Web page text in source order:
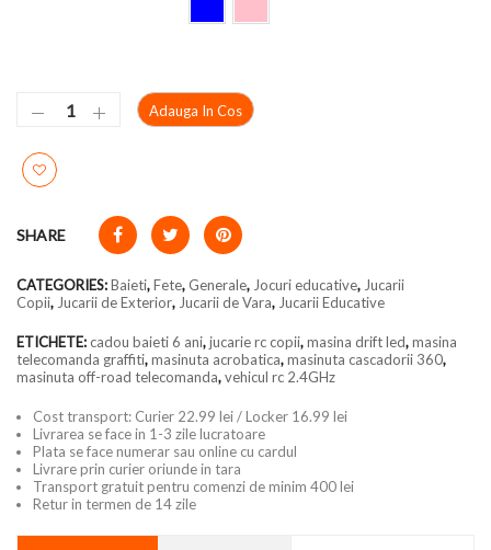
Adauga In Cos
SHARE
CATEGORIES:Baieti,Fete, Generale, Jocuri educative, Jucarii
Copii, Jucarii de Exterior, Jucarii de Vara, Jucarii Educative
ETICHETE:cadou baieti 6 ani,jucarie rc copii,masina drift led,masina
telecomanda graffiti,masinuta acrobatica,masinuta cascadorii 360,
masinuta off-road telecomanda,vehicul rc 2.4GHz
Cost transport: Curier 22.99 lei / Locker 16.99 lei
Livrarea se face in 1-3 zile lucratoare
Plata se face numerar sau online cu cardul
Livrare prin curier oriunde in tara
Transport gratuit pentru comenzi de minim 400 lei
Retur in termen de 14 zile